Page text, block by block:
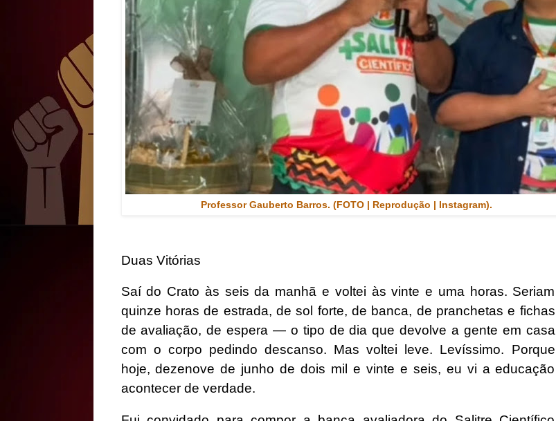
Professor Gauberto Barros. (FOTO | Reprodução | Instagram).
Duas Vitórias
Saí do Crato às seis da manhã e voltei às vinte e uma horas. Seriam
quinze horas de estrada, de sol forte, de banca, de pranchetas e fichas
de avaliação, de espera — o tipo de dia que devolve a gente em casa
com o corpo pedindo descanso. Mas voltei leve. Levíssimo. Porque
hoje, dezenove de junho de dois mil e vinte e seis, eu vi a educação
acontecer de verdade.